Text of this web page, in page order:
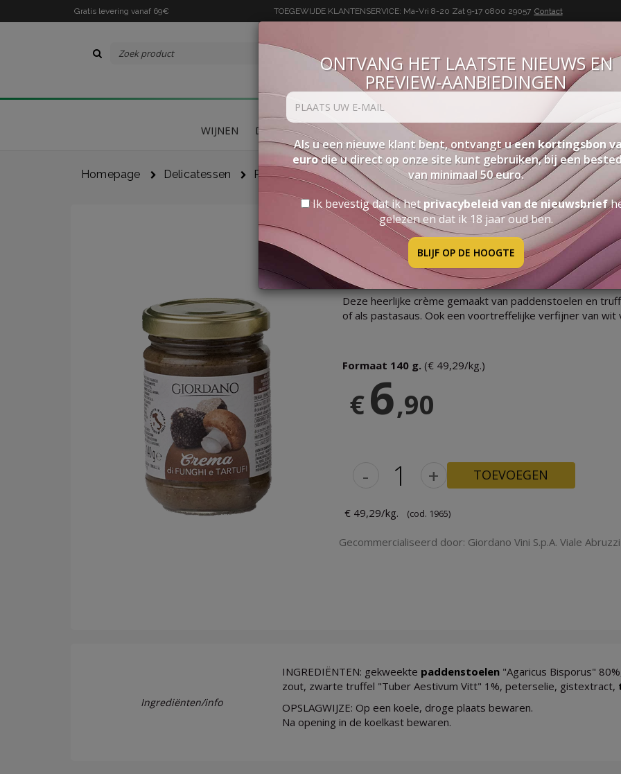
Gratis levering vanaf 69€ TOEGEWIJDE KLANTENSERVICE: Ma-Vri 8-20 Zat 9-170800 29057 Contact
WIJNEN DELICATESSEN PAKKETTEN ACCESSOIRES
Homepage Delicatessen Paddenstoelcrème Met Truffels
PADDENSTOELCRÈME
Deze heerlijke crème gemaakt van paddenstoelen en
of als pastasaus. Ook een voortreffelijke verfijner van wit
Formaat 140 g. (€ 49,29/kg.)
€6,90
- + TOEVOEGEN
€ 49,29/kg. (cod. 1965)
Gecommercialiseerd door: Giordano Vini S.p.A. Viale
Ingrediënten/info
INGREDIËNTEN: gekweekte paddenstoelen "Agaricus Bisporus"
zout, zwarte truffel "Tuber Aestivum Vitt" 1%, peterselie, gistextract,
OPSLAGWIJZE: Op een koele, droge plaats bewaren.
Na opening in de koelkast bewaren.
ONTVANG HET LAATSTE NIEUWS EN
PREVIEW-AANBIEDINGEN
Als u een nieuwe klant bent, ontvangt ueen kortingsbon
eurodie u direct op onze site kunt gebruiken, bij een
van minimaal 50 euro.
Ik bevestig dat ik het privacybeleid van de nieuwsbrief
gelezen en dat ik 18 jaar oud ben.
BLIJF OP DE HOOGTE